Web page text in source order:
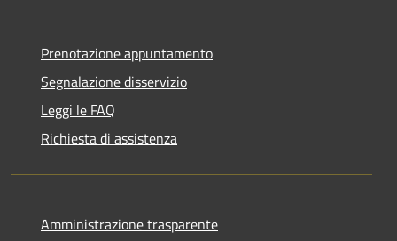
Prenotazione appuntamento
Segnalazione disservizio
Leggi le FAQ
Richiesta di assistenza
Amministrazione trasparente